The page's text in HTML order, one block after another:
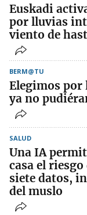
Euskadi
por lluvias
viento de
BERM@TU
Elegimos por
ya no
SALUD
Una IA
casa el
siete datos,
del muslo